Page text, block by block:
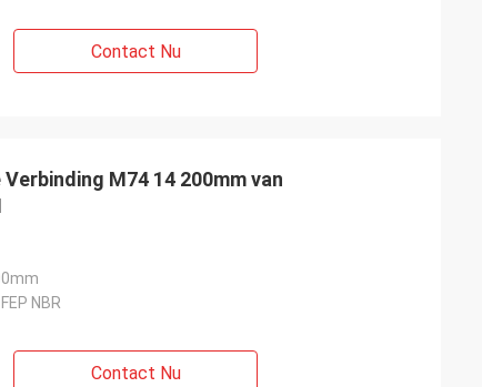
Contact Nu
M74 14 200mm van
NBR
Contact Nu